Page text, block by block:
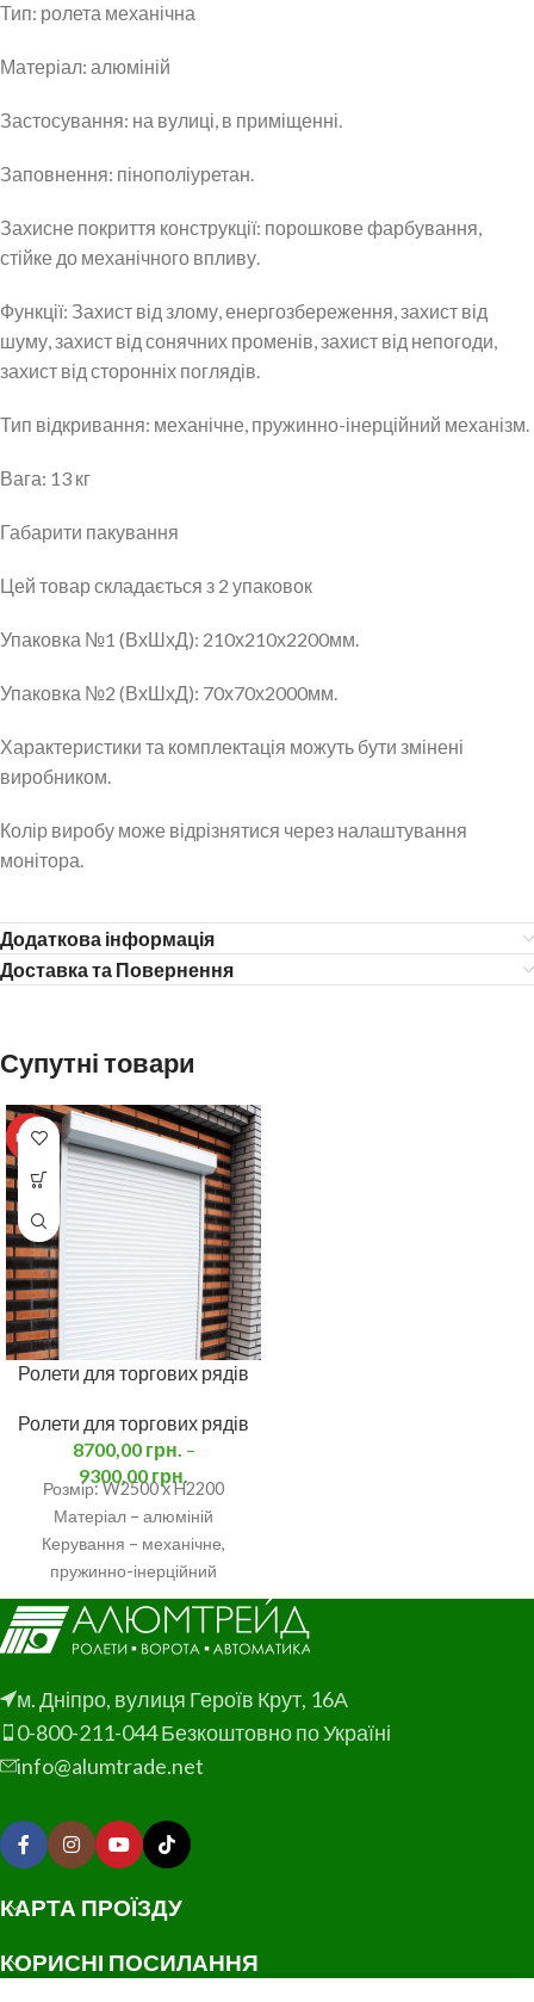
Тип: ролета механічна
Матеріал: алюміній
Застосування: на вулиці, в приміщенні.
Заповнення: пінополіуретан.
Захисне покриття конструкції: порошкове фарбування,
стійке до механічного впливу.
Функції: Захист від злому, енергозбереження, захист від
шуму, захист від сонячних променів, захист від непогоди,
захист від сторонніх поглядів.
Тип відкривання: механічне, пружинно-інерційний механізм.
Вага: 13 кг
Габарити пакування
Цей товар складається з 2 упаковок
Упаковка №1 (ВхШхД): 210х210х2200мм.
Упаковка №2 (ВхШхД): 70х70х2000мм.
Характеристики та комплектація можуть бути змінені
виробником.
Колір виробу може відрізнятися через налаштування
монітора.
Додаткова інформація
Доставка та Повернення
Супутні товари
HOT
Ролети для торгових рядів
Ролети для торгових рядів
8700,00 грн. –
9300,00 грн.
Розмір: W2500 x H2200
Матеріал – алюміній
Керування – механічне,
пружинно-інерційний
механізм. Фіксація полотна –
ригельний замок Профіль –
пінонаповнений PD55
м. Дніпро, вулиця Героїв Крут, 16А
0-800-211-044 Безкоштовно по Україні
info@alumtrade.net
КАРТА ПРОЇЗДУ
КОРИСНІ ПОСИЛАННЯ